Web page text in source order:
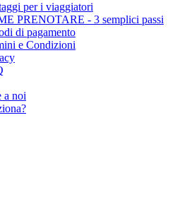
per i viaggiatori
PRENOTARE - 3 semplici passi
di pagamento
e Condizioni
a noi